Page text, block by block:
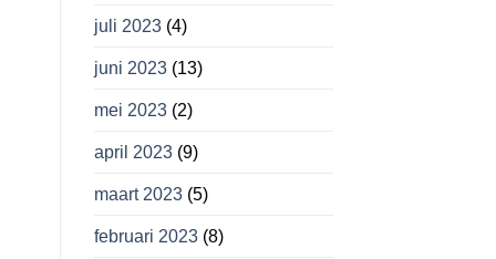
juli 2023(4)
juni 2023(13)
mei 2023(2)
april 2023(9)
maart 2023(5)
februari 2023(8)